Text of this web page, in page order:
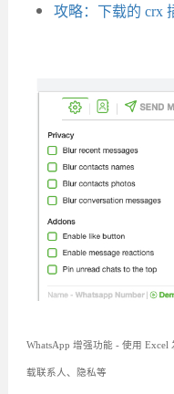
攻略：下载的 crx
WhatsApp 增强功能 - 使用
载联系人、隐私等